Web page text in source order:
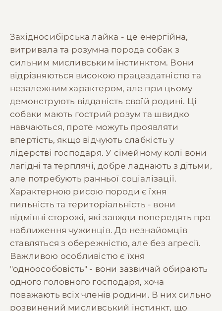
Західносибірська лайка - це енергійна,
витривала та розумна порода собак з
сильним мисливським інстинктом. Вони
відрізняються високою працездатністю та
незалежним характером, але при цьому
демонструють відданість своїй родині. Ці
собаки мають гострий розум та швидко
навчаються, проте можуть проявляти
впертість, якщо відчують слабкість у
лідерстві господаря. У сімейному колі вони
лагідні та терплячі, добре ладнають з дітьми,
але потребують ранньої соціалізації.
Характерною рисою породи є їхня
пильність та територіальність - вони
відмінні сторожі, які завжди попередять про
наближення чужинців. До незнайомців
ставляться з обережністю, але без агресії.
Важливою особливістю є їхня
"одноособовість" - вони зазвичай обирають
одного головного господаря, хоча
поважають всіх членів родини. В них сильно
розвинений мисливський інстинкт, що